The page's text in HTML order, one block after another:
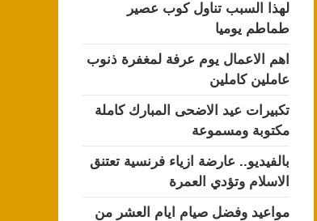
لهذا السبب تناول كوب عصير
طماطم يوميا
اهم الاعمال يوم عرفة لمغفرة ذنوب
عاملين كاملين
تكبيرات عيد الاضحى المبارك كاملة
مكتوبة ومسموعة
بالفيديو.. عارضة ازياء فرنسية تعتنق
الاسلام وتؤدي العمرة
مواعيد وفضل صيام ايام العشر من